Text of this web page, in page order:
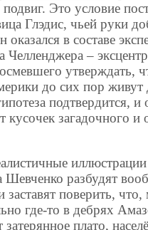
Это условие
Глэдис, чьей руки
оказался в составе
Челленджера –
утверждать,
до сих пор живут
подтвердится, и
кусочек загадочного и
разбудят
заставят поверить,
где-то в дебрях
затерянное плато,